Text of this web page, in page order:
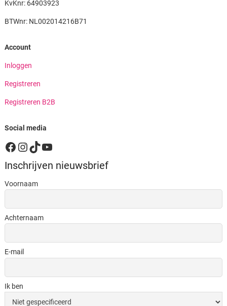
KvKnr: 64903923
BTWnr: NL002014216B71
Account
Inloggen
Registreren
Registreren B2B
Social media
Facebook
Instagram
TikTok
YouTube
Inschrijven nieuwsbrief
Voornaam
Achternaam
E-mail
Ik ben